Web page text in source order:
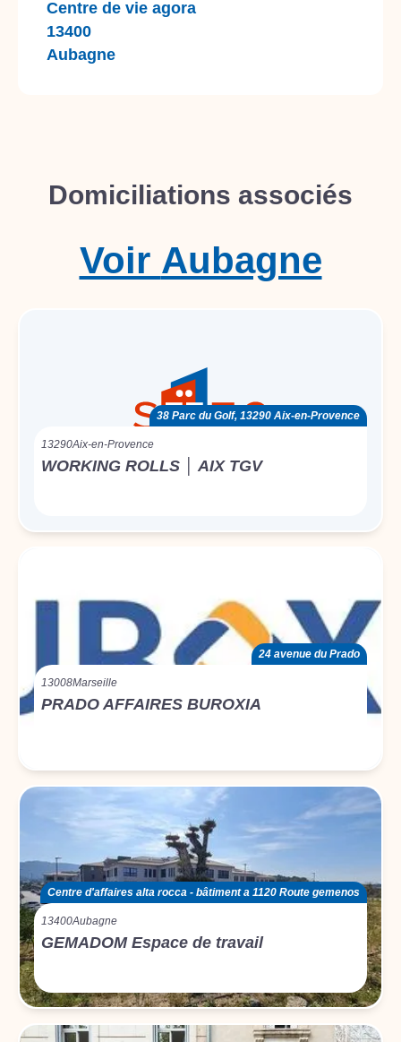
Centre de vie agora
13400
Aubagne
Domiciliations associés
Aubagne
Voir
38 Parc du Golf, 13290 Aix-en-Provence
13290Aix-en-Provence
WORKING ROLLS │ AIX TGV
24 avenue du Prado
13008Marseille
PRADO AFFAIRES BUROXIA
Centre d'affaires alta rocca - bâtiment a 1120 Route gemenos
13400Aubagne
GEMADOM Espace de travail